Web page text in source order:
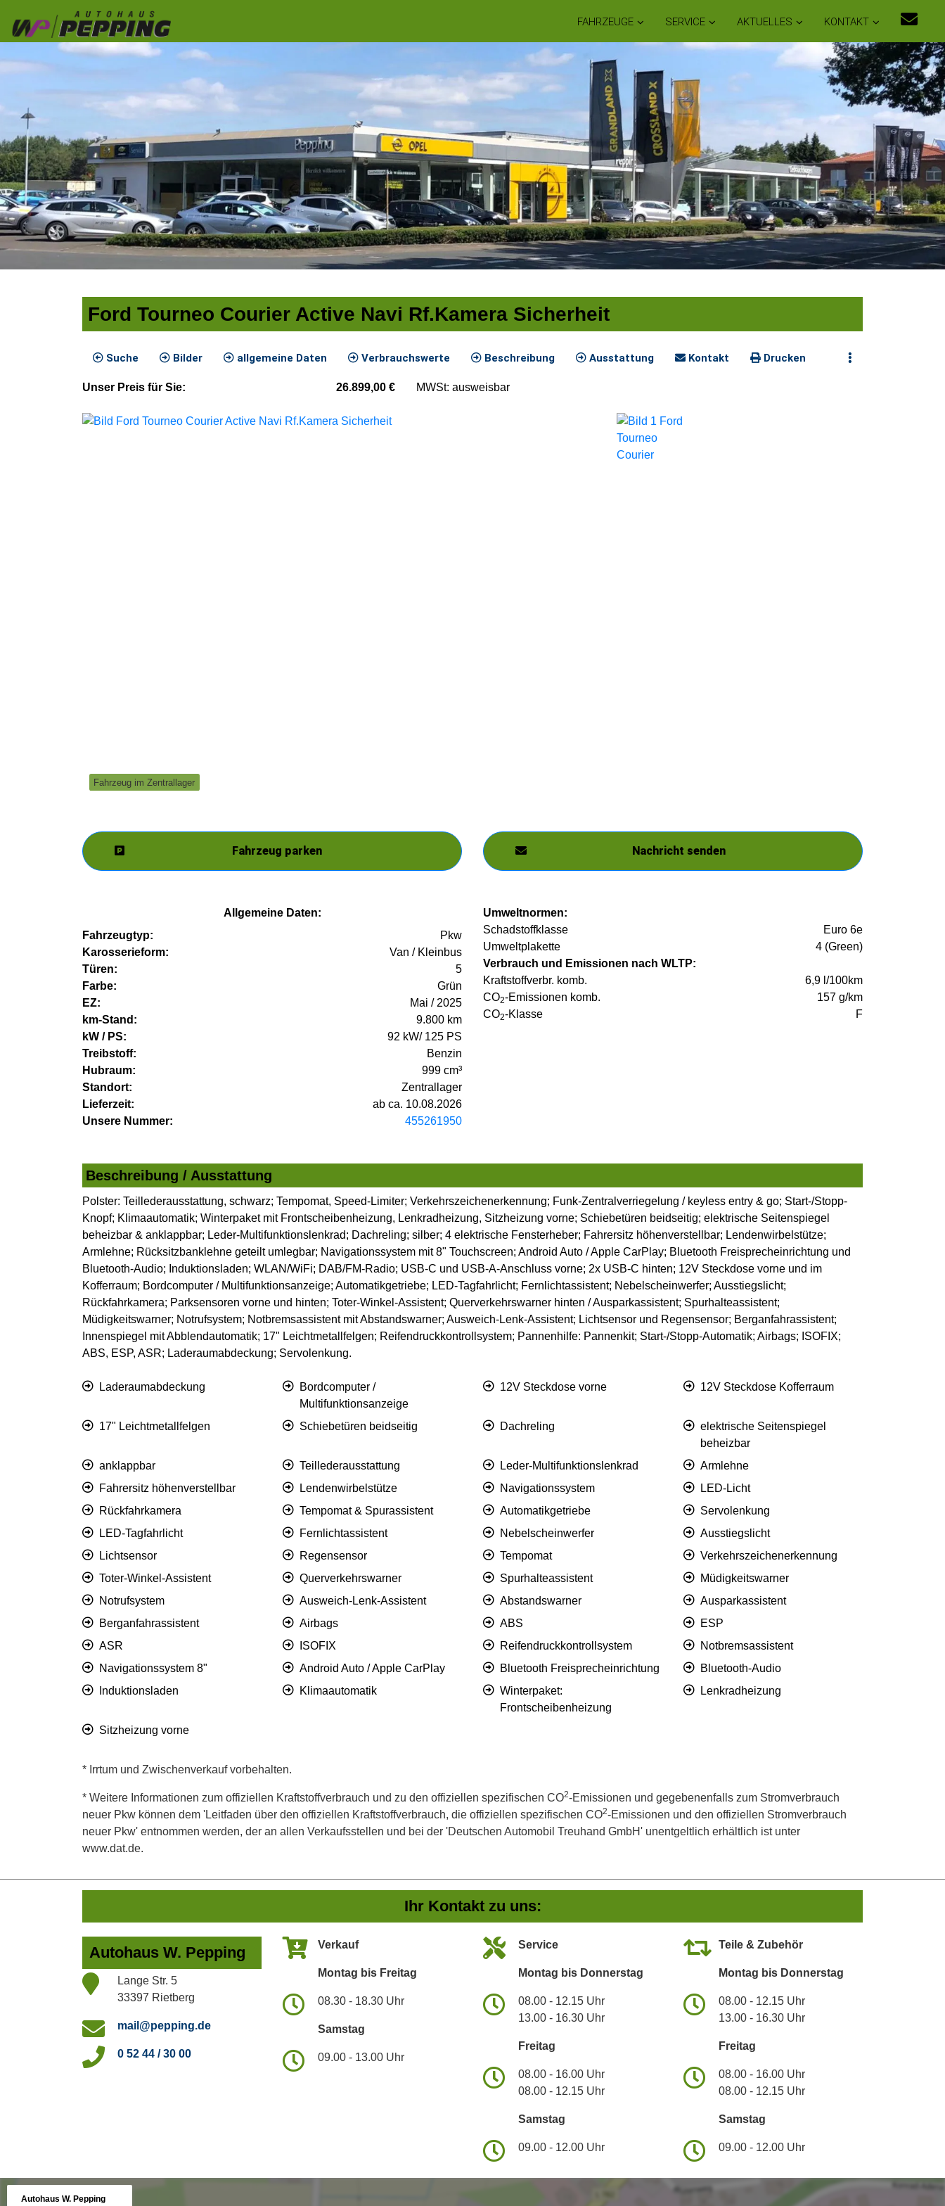
FAHRZEUGE SERVICE AKTUELLES KONTAKT
Ford Tourneo Courier Active Navi Rf.Kamera Sicherheit
Suche Bilder allgemeine Daten Verbrauchswerte Beschreibung Ausstattung Kontakt Drucken
Unser Preis für Sie: 26.899,00 € MWSt: ausweisbar
Fahrzeug im Zentrallager
Fahrzeug parken Nachricht senden
Allgemeine Daten:
Fahrzeugtyp:
Pkw
Karosserieform:
Van / Kleinbus
Türen:
5
Farbe:
Grün
EZ:
Mai / 2025
km-Stand:
9.800 km
kW / PS:
92 kW/ 125 PS
Treibstoff:
Benzin
Hubraum:
999 cm³
Standort:
Zentrallager
Lieferzeit:
ab ca. 10.08.2026
Unsere Nummer:
455261950
Umweltnormen:
Schadstoffklasse
Euro 6e
Umweltplakette
4 (Green)
Verbrauch und Emissionen nach WLTP:
Kraftstoffverbr. komb.
6,9 l/100km
CO2-Emissionen komb.
157 g/km
CO2-Klasse F
Beschreibung / Ausstattung
Polster: Teillederausstattung, schwarz; Tempomat, Speed-Limiter; Verkehrszeichenerkennung; Funk-Zentralverriegelung / keyless entry & go; Start-/Stopp-
Knopf; Klimaautomatik; Winterpaket mit Frontscheibenheizung, Lenkradheizung, Sitzheizung vorne; Schiebetüren beidseitig; elektrische Seitenspiegel
beheizbar & anklappbar; Leder-Multifunktionslenkrad; Dachreling; silber; 4 elektrische Fensterheber; Fahrersitz höhenverstellbar; Lendenwirbelstütze;
Armlehne; Rücksitzbanklehne geteilt umlegbar; Navigationssystem mit 8" Touchscreen; Android Auto / Apple CarPlay; Bluetooth Freisprecheinrichtung und
Bluetooth-Audio; Induktionsladen; WLAN/WiFi; DAB/FM-Radio; USB-C und USB-A-Anschluss vorne; 2x USB-C hinten; 12V Steckdose vorne und im
Kofferraum; Bordcomputer / Multifunktionsanzeige; Automatikgetriebe; LED-Tagfahrlicht; Fernlichtassistent; Nebelscheinwerfer; Ausstiegslicht;
Rückfahrkamera; Parksensoren vorne und hinten; Toter-Winkel-Assistent; Querverkehrswarner hinten / Ausparkassistent; Spurhalteassistent;
Müdigkeitswarner; Notrufsystem; Notbremsassistent mit Abstandswarner; Ausweich-Lenk-Assistent; Lichtsensor und Regensensor; Berganfahrassistent;
Innenspiegel mit Abblendautomatik; 17" Leichtmetallfelgen; Reifendruckkontrollsystem; Pannenhilfe: Pannenkit; Start-/Stopp-Automatik; Airbags; ISOFIX;
ABS, ESP, ASR; Laderaumabdeckung; Servolenkung.
Laderaumabdeckung
Bordcomputer /
Multifunktionsanzeige
12V Steckdose vorne 12V Steckdose Kofferraum
17" Leichtmetallfelgen Schiebetüren beidseitig Dachreling
elektrische Seitenspiegel
beheizbar
anklappbar
Teillederausstattung Leder-Multifunktionslenkrad
Armlehne
Fahrersitz höhenverstellbar
Lendenwirbelstütze Navigationssystem
LED-Licht
Rückfahrkamera
Tempomat & Spurassistent Automatikgetriebe
Servolenkung
LED-Tagfahrlicht
Fernlichtassistent Nebelscheinwerfer
Ausstiegslicht
Lichtsensor
Regensensor Tempomat
Verkehrszeichenerkennung
Toter-Winkel-Assistent
Querverkehrswarner Spurhalteassistent
Müdigkeitswarner
Notrufsystem
Ausweich-Lenk-Assistent Abstandswarner
Ausparkassistent
Berganfahrassistent
Airbags ABS
ESP
ASR
ISOFIX Reifendruckkontrollsystem
Notbremsassistent
Navigationssystem 8"
Android Auto / Apple CarPlay Bluetooth Freisprecheinrichtung
Bluetooth-Audio
Induktionsladen
Klimaautomatik
Winterpaket:
Frontscheibenheizung
Lenkradheizung
Sitzheizung vorne
* Irrtum und Zwischenverkauf vorbehalten.
* Weitere Informationen zum offiziellen Kraftstoffverbrauch und zu den offiziellen spezifischen CO2-Emissionen und gegebenenfalls zum Stromverbrauch
neuer Pkw können dem 'Leitfaden über den offiziellen Kraftstoffverbrauch, die offiziellen spezifischen CO2-Emissionen und den offiziellen Stromverbrauch
neuer Pkw' entnommen werden, der an allen Verkaufsstellen und bei der 'Deutschen Automobil Treuhand GmbH' unentgeltlich erhältlich ist unter
www.dat.de.
Ihr Kontakt zu uns:
Autohaus W. Pepping
Lange Str. 5
33397 Rietberg
mail@pepping.de
0 52 44 / 30 00
Verkauf
Montag bis Freitag
08.30 - 18.30 Uhr
Samstag
09.00 - 13.00 Uhr
Service
Montag bis Donnerstag
08.00 - 12.15 Uhr
13.00 - 16.30 Uhr
Freitag
08.00 - 16.00 Uhr
08.00 - 12.15 Uhr
Samstag
09.00 - 12.00 Uhr
Teile & Zubehör
Montag bis Donnerstag
08.00 - 12.15 Uhr
13.00 - 16.30 Uhr
Freitag
08.00 - 16.00 Uhr
08.00 - 12.15 Uhr
Samstag
09.00 - 12.00 Uhr
Autohaus W. Pepping